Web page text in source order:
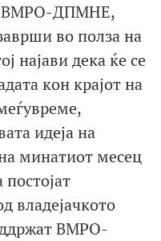
ВМРО-ДПМНЕ,
во полза на
најави дека ќе се
кон крајот на
идеја на
минатиот месец
владејачкото
ВМРО-